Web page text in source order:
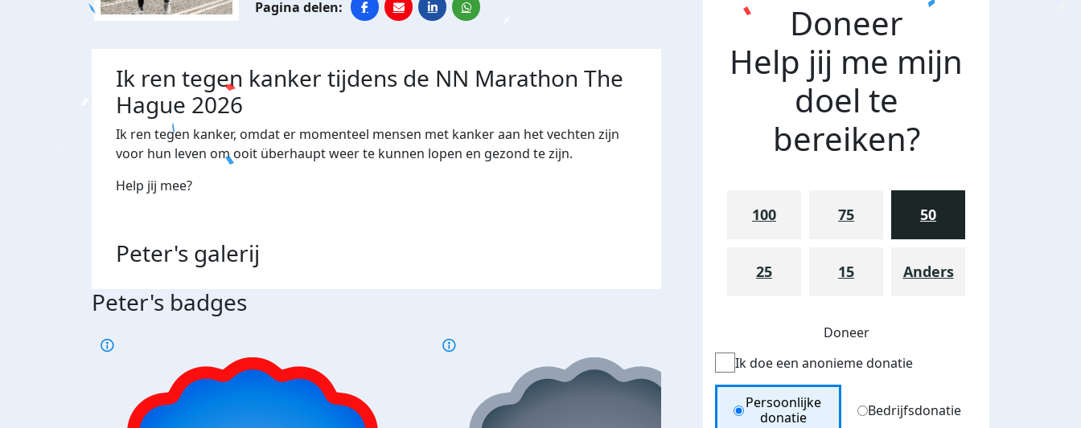
Ik ren tegen kanker tijdens de NN Marathon The
Hague 2026
Ik ren tegen kanker, omdat er momenteel mensen met kanker aan het vechten zijn
voor hun leven om ooit überhaupt weer te kunnen lopen en gezond te zijn.
Help jij mee?
Peter's galerij
Peter's badges
Doneer
Help jij me mijn
doel te
bereiken?
100 75 50
25 15 Anders
Doneer
Ik doe een anonieme donatie
Donation Type
Persoonlijke
donatie
Bedrijfsdonatie